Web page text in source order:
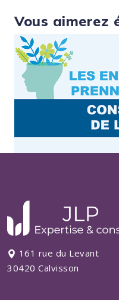
Vous aimerez
161 rue du Levant
30420 Calvisson